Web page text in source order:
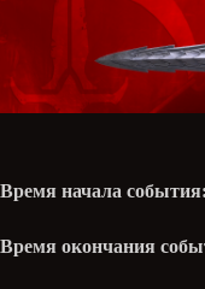
Время начала
Время окончания